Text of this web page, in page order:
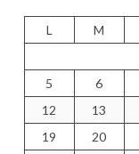
L M
5
6
12
13
19
20